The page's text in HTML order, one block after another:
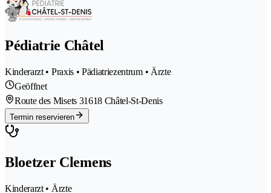
Pédiatrie Châtel
Kinderarzt • Praxis • Pädiatriezentrum • Ärzte
Geöffnet
Route des Misets 31618 Châtel-St-Denis
Termin reservieren
Bloetzer Clemens
Kinderarzt • Ärzte